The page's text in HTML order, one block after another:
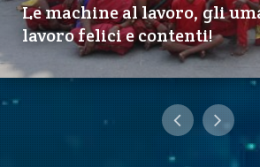
Le machine al lavoro, gli
lavoro felici e contenti!